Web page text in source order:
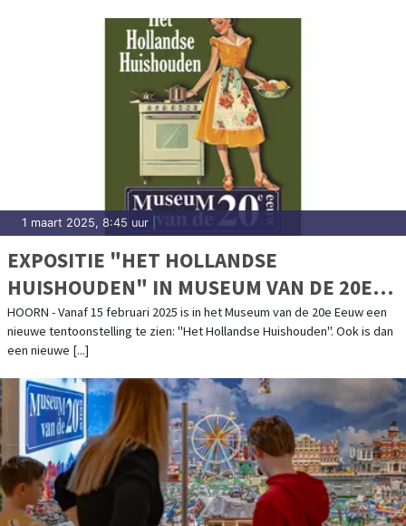
1 maart 2025, 8:45 uur
EXPOSITIE "HET HOLLANDSE
HUISHOUDEN" IN MUSEUM VAN DE 20E
EEUW
HOORN - Vanaf 15 februari 2025 is in het Museum van de 20e Eeuw een
nieuwe tentoonstelling te zien: "Het Hollandse Huishouden". Ook is dan
een nieuwe [...]